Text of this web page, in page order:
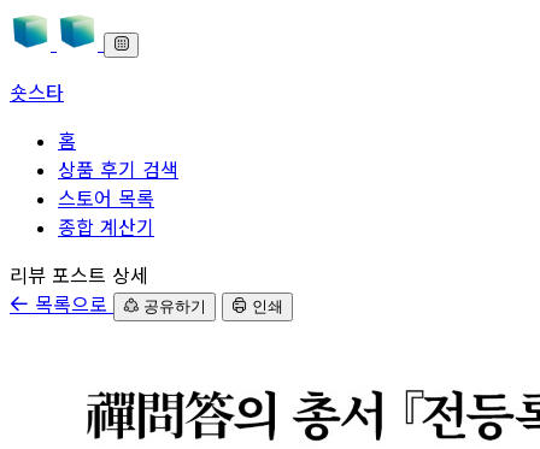
숏스타
홈
상품 후기 검색
스토어 목록
종합 계산기
본문으로 바로가기
리뷰 포스트 상세
목록으로
공유하기 인쇄